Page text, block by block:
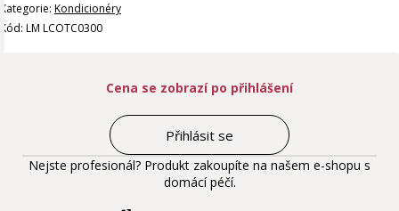
Kategorie: Kondicionéry
Kód: LM LCOTC0300
Cena se zobrazí po přihlášení
Přihlásit se
Nejste profesionál? Produkt zakoupíte na našem e-shopu s
domácí péčí.